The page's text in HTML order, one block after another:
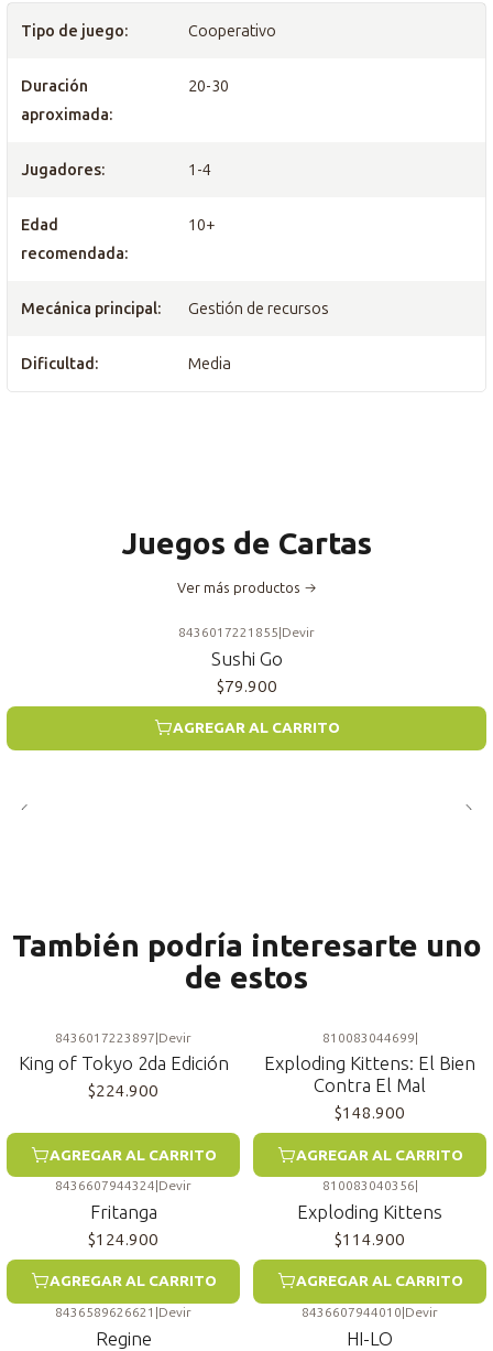
Tipo de juego: Cooperativo
Duración
aproximada:
20-30
Jugadores: 1-4
Edad
recomendada:
10+
Mecánica principal: Gestión de recursos
Dificultad: Media
Juegos de Cartas
Ver más productos
8436017221855 Devir
Sushi Go
$79.900
AGREGAR AL CARRITO
También podría interesarte uno
de estos
8436017223897|Devir
King of Tokyo 2da Edición
$224.900
AGREGAR AL CARRITO
810083044699|
Exploding Kittens: El Bien
Contra El Mal
$148.900
AGREGAR AL CARRITO
8436607944324 Devir
Fritanga
$124.900
AGREGAR AL CARRITO
810083040356
Exploding Kittens
$114.900
AGREGAR AL CARRITO
8436589626621 |Devir
Regine
8436607944010|Devir
HI-LO